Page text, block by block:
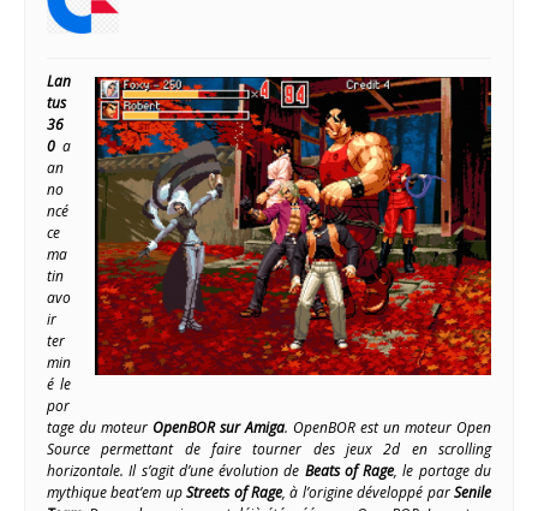
Lan
tus
36
0 a
an
no
ncé
ce
ma
tin
avo
ir
ter
min
é le
por
tage du moteur OpenBOR sur Amiga. OpenBOR est un moteur Open
Source permettant de faire tourner des jeux 2d en scrolling
horizontale. Il s’agit d’une évolution de Beats of Rage, le portage du
mythique beat’em upStreets of Rage, à l’origine développé parSenile